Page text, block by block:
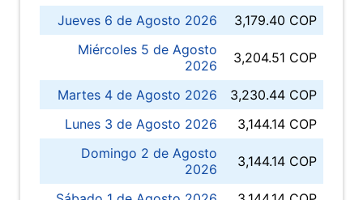
Jueves 6 de Agosto 2026
3,179.40 COP
Miércoles 5 de Agosto
2026
3,204.51 COP
Martes 4 de Agosto 2026
3,230.44 COP
Lunes 3 de Agosto 2026
3,144.14 COP
Domingo 2 de Agosto
2026
3,144.14 COP